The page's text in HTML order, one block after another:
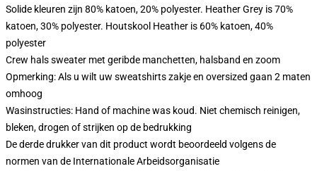
Solide kleuren zijn 80% katoen, 20% polyester. Heather Grey is 70%
katoen, 30% polyester. Houtskool Heather is 60% katoen, 40%
polyester
Crew hals sweater met geribde manchetten, halsband en zoom
Opmerking: Als u wilt uw sweatshirts zakje en oversized gaan 2 maten
omhoog
Wasinstructies: Hand of machine was koud. Niet chemisch reinigen,
bleken, drogen of strijken op de bedrukking
De derde drukker van dit product wordt beoordeeld volgens de
normen van de Internationale Arbeidsorganisatie